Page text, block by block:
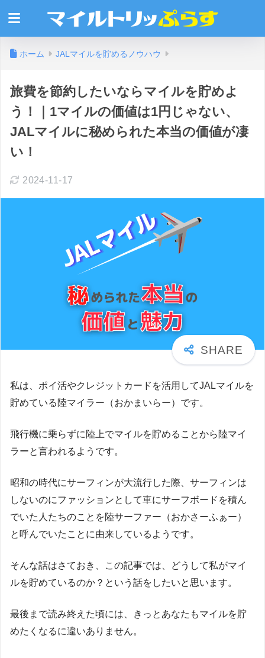
ホーム JALマイルを貯めるノウハウ
旅費を節約したいならマイルを貯めよ
う！｜1マイルの価値は1円じゃない、
JALマイルに秘められた本当の価値が凄
い！
2024-11-17
私は、ポイ活やクレジットカードを活用してJALマイルを
貯めている陸マイラー（おかまいらー）です。
飛行機に乗らずに陸上でマイルを貯めることから陸マイ
ラーと言われるようです。
昭和の時代にサーフィンが大流行した際、サーフィンは
しないのにファッションとして車にサーフボードを積ん
でいた人たちのことを陸サーファー（おかさーふぁー）
と呼んでいたことに由来しているようです。
そんな話はさておき、この記事では、どうして私がマイ
ルを貯めているのか？という話をしたいと思います。
最後まで読み終えた頃には、きっとあなたもマイルを貯
めたくなるに違いありません。